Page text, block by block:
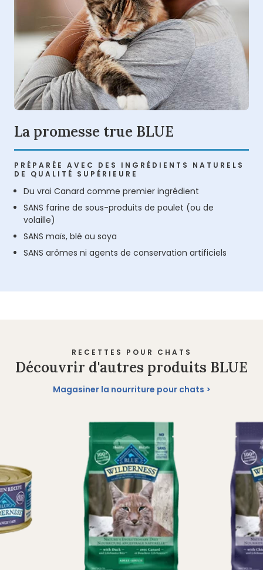
La promesse true BLUE
PRÉPARÉE AVEC DES INGRÉDIENTS NATURELS
DE QUALITÉ SUPÉRIEURE
Du vrai Canard comme premier ingrédient
SANS farine de sous-produits de poulet (ou de
volaille)
SANS maïs, blé ou soya
SANS arômes ni agents de conservation artificiels
RECETTES POUR CHATS
Découvrir d'autres produits BLUE
Magasiner la nourriture pour chats